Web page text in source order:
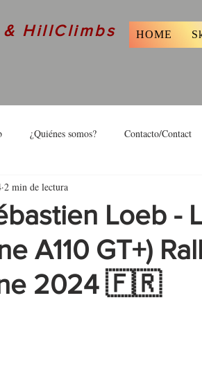
& HillClimbs HOME
¿Quiénes somos? Contacto/Contact
Loeb -
A110 GT+)
2024 🇫🇷
2 min de lectura